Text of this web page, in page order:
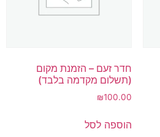
חדר זעם – הזמנת מקום
(תשלום מקדמה בלבד)
₪100.00
הוספה לסל